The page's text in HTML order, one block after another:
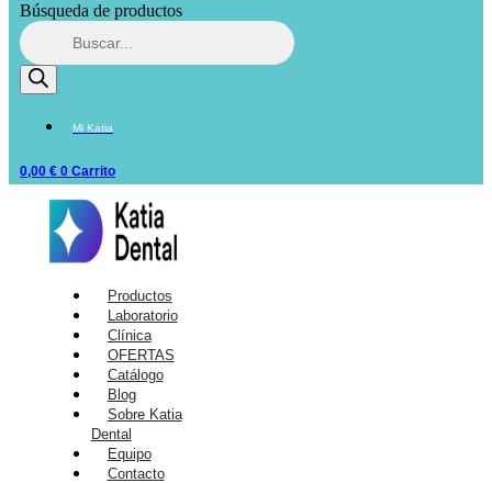
Búsqueda de productos
Mi Katia
0,00 € 0 Carrito
Productos
Laboratorio
Clínica
OFERTAS
Catálogo
Blog
Sobre Katia
Dental
Equipo
Contacto